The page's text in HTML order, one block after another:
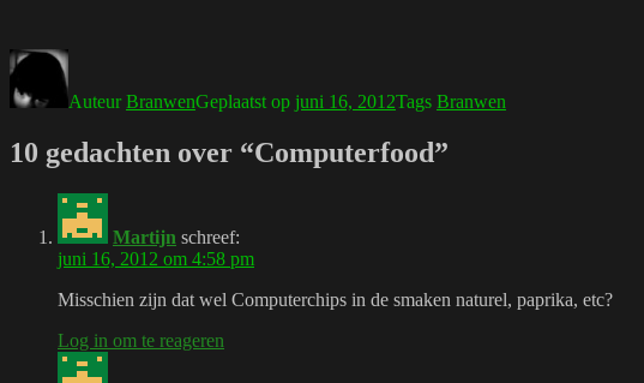
AuteurBranwenGeplaatst op juni 16, 2012Tags Branwen
10 gedachten over “Computerfood”
Martijn schreef:
juni 16, 2012 om 4:58 pm
Misschien zijn dat wel Computerchips in de smaken naturel, paprika, etc?
Log in om te reageren